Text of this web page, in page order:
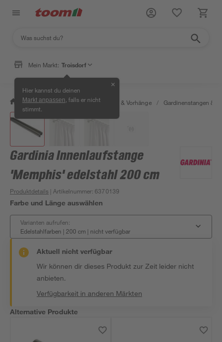
Mein Markt: Troisdorf
Hier kannst du deinen
Markt anpassen , falls er nicht
stimmt.
✕
/ Wohnen & Haushalt / Gardinen & Vorhänge / Gardinenstangen &
Gardinia Innenlaufstange
'Memphis' edelstahl 200 cm
Produktdetails | Artikelnummer:6370139
Farbe und Länge auswählen
Varianten aufrufen:
Edelstahlfarben | 200 cm | nicht verfügbar
Aktuell nicht verfügbar
Wir können dir dieses Produkt zur Zeit leider nicht
anbieten.
Verfügbarkeit in anderen Märkten
Alternative Produkte